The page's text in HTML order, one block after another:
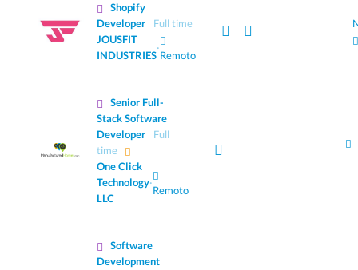
Shopify
Developer
Full time
JOUSFIT
INDUSTRIES
·
Remoto
Senior Full-
Stack Software
Developer
Full
time
One Click
Technology
LLC
·
Remoto
Software
Development